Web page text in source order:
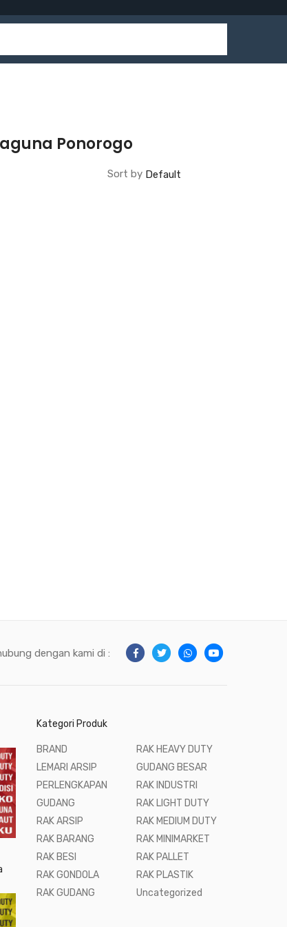
Ponorogo
Sort by
dengan kami di :
Kategori Produk
BRAND
LEMARI ARSIP
PERLENGKAPAN
GUDANG
RAK ARSIP
RAK BARANG
RAK BESI
RAK GONDOLA
RAK GUDANG
RAK HEAVY DUTY
GUDANG BESAR
RAK INDUSTRI
RAK LIGHT DUTY
RAK MEDIUM DUTY
RAK MINIMARKET
RAK PALLET
RAK PLASTIK
Uncategorized